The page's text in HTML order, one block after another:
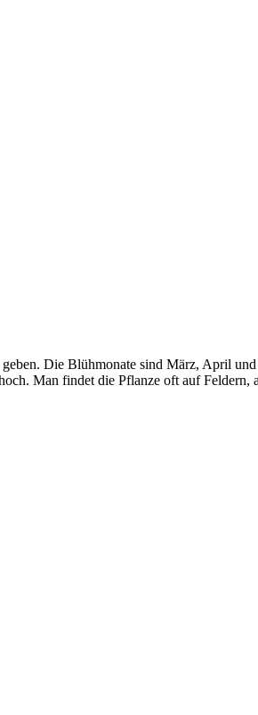
Die Blühmonate sind März, April
Man findet die Pflanze oft auf Feldern,